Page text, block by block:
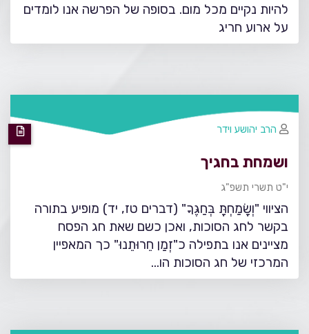
להיות נקיים מכל מום. בסופה של הפרשה אנו לומדים
על ארוע חריג
ושמחת בחגיך
י"ט תשרי תשפ"ג
הציווי "וְשָׂמַחְתָּ בְּחַגֶּךָ" (דברים טז, יד) מופיע בתורה
בקשר לחג הסוכות, ואכן כשם שאת חג הפסח
מציינים אנו בתפילה כ"זְמַן חֵרוּתֵנוּ" כך המאפיין
המרכזי של חג הסוכות הו…
הרב יהושע וידר